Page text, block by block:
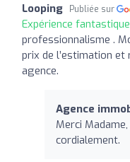
Looping Publiée sur
Expérience
professionnalisme .
prix de l’estimation et
agence.
Agence
Merci
cordialement.